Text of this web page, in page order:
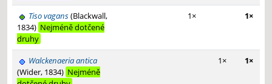
Tiso vagans(Blackwall,
1834) Nejméně dotčené
druhy
1× 1×
Walckenaeria antica
(Wider, 1834) Nejméně
1× 1×